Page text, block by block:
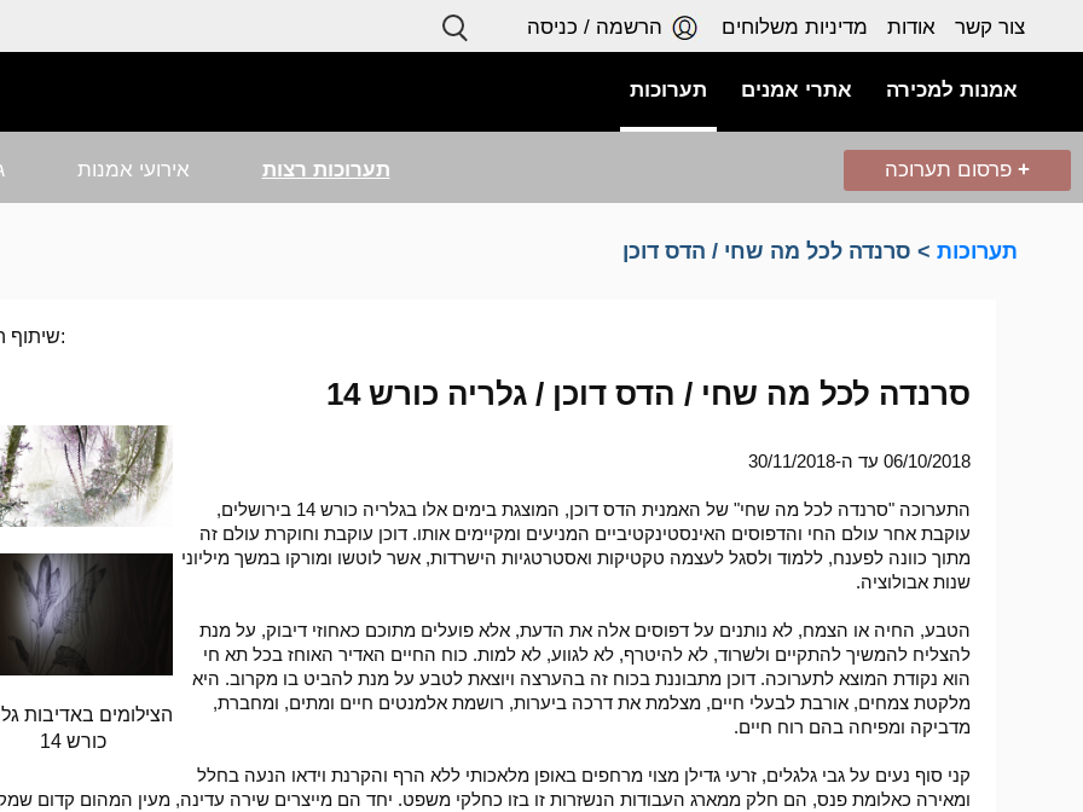
צור קשר אודות מדיניות משלוחים הרשמה / כניסה
אמנות למכירה אתרי אמנים תערוכות
+ פרסום תערוכה תערוכות רצות אירועי אמנות
תערוכות> סרנדה לכל מה שחי / הדס דוכן
שיתוף התערוכה:
סרנדה לכל מה שחי / הדס דוכן / גלריה כורש 14
הצילומים באדיבות
כורש 14
06/10/2018 עד ה-30/11/2018
התערוכה "סרנדה לכל מה שחי" של האמנית הדס דוכן, המוצגת בימים אלו בגלריה כורש 14 בירושלים,
עוקבת אחר עולם החי והדפוסים האינסטינקטיביים המניעים ומקיימים אותו. דוכן עוקבת וחוקרת עולם זה
מתוך כוונה לפענח, ללמוד ולסגל לעצמה טקטיקות ואסטרטגיות הישרדות, אשר לוטשו ומורקו במשך מיליוני
שנות אבולוציה.
הטבע, החיה או הצמח, לא נותנים על דפוסים אלה את הדעת, אלא פועלים מתוכם כאחוזי דיבוק, על מנת
להצליח להמשיך להתקיים ולשרוד, לא להיטרף, לא לגווע, לא למות. כוח החיים האדיר האוחז בכל תא חי
הוא נקודת המוצא לתערוכה. דוכן מתבוננת בכוח זה בהערצה ויוצאת לטבע על מנת להביט בו מקרוב. היא
מלקטת צמחים, אורבת לבעלי חיים, מצלמת את דרכה ביערות, רושמת אלמנטים חיים ומתים, ומחברת,
מדביקה ומפיחה בהם רוח חיים.
קני סוף נעים על גבי גלגלים, זרעי גדילן מצוי מרחפים באופן מלאכותי ללא הרף והקרנת וידאו הנעה בחלל
ומאירה כאלומת פנס, הם חלק ממארג העבודות הנשזרות זו בזו כחלקי משפט. יחד הם מייצרים שירה עדינה, מעין המהום קדום